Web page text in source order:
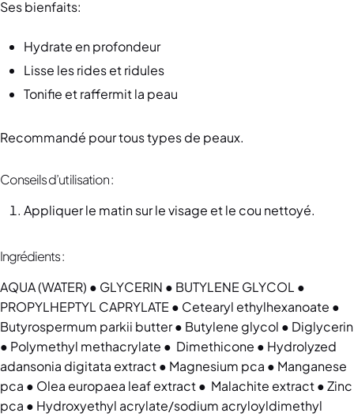
Ses bienfaits:
Hydrate en profondeur
Lisse les rides et ridules
Tonifie et raffermit la peau
Recommandé pour tous types de peaux.
Conseils d’utilisation :
Appliquer le matin sur le visage et le cou nettoyé.
Ingrédients :
AQUA (WATER) ● GLYCERIN ● BUTYLENE GLYCOL ●
PROPYLHEPTYL CAPRYLATE ● Cetearyl ethylhexanoate ●
Butyrospermum parkii butter ● Butylene glycol ● Diglycerin
● Polymethyl methacrylate ● Dimethicone ● Hydrolyzed
adansonia digitata extract ● Magnesium pca ● Manganese
pca ● Olea europaea leaf extract ● Malachite extract ● Zinc
pca ● Hydroxyethyl acrylate/sodium acryloyldimethyl